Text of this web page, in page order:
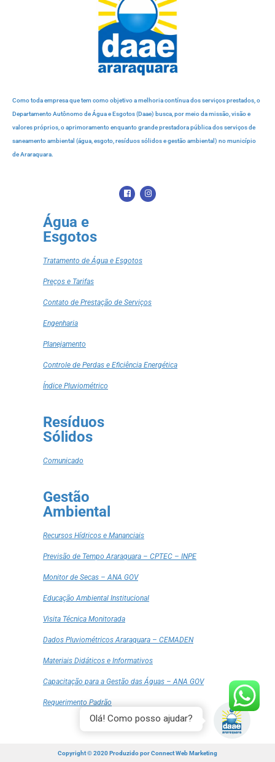
Como toda empresa que tem como objetivo a melhoria contínua dos serviços prestados, o
Departamento Autônomo de Água e Esgotos (Daae) busca, por meio da missão, visão e
valores próprios, o aprimoramento enquanto grande prestadora pública dos serviços de
saneamento ambiental (água, esgoto, resíduos sólidos e gestão ambiental) no município
de Araraquara.
Água e
Esgotos
Tratamento de Água e Esgotos
Preços e Tarifas
Contato de Prestação de Serviços
Engenharia
Planejamento
Controle de Perdas e Eficiência Energética
Índice Pluviométrico
Resíduos
Sólidos
Comunicado
Gestão
Ambiental
Recursos Hídricos e Mananciais
Previsão de Tempo Araraquara – CPTEC – INPE
Monitor de Secas – ANA GOV
Educação Ambiental Institucional
Visita Técnica Monitorada
Dados Pluviométricos Araraquara – CEMADEN
Materiais Didáticos e Informativos
Capacitação para a Gestão das Águas – ANA GOV
Requerimento Padrão
Copyright © 2020 Produzido porConnect Web Marketing
Olá! Como posso ajudar?